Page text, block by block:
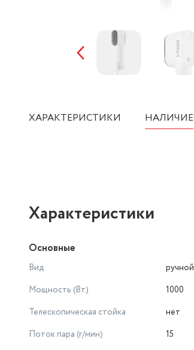
ХАРАКТЕРИСТИКИ НАЛИЧИЕ
Характеристики
Основные
Вид
ручной
Мощность (Вт)
1000
Телескопическая стойка
нет
Поток пара (г/мин)
15